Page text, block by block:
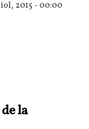
2015 - 00:00
la